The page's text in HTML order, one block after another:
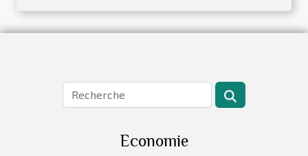
Economie